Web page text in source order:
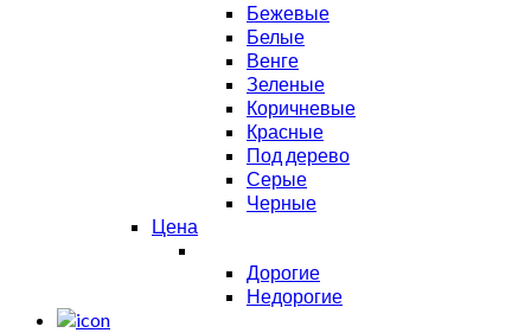
Бежевые
Белые
Венге
Зеленые
Коричневые
Красные
Под дерево
Серые
Черные
Цена
Дорогие
Недорогие